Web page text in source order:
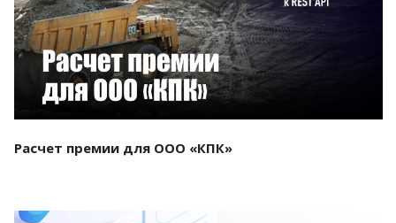
Расчет премии для ООО «КПК»